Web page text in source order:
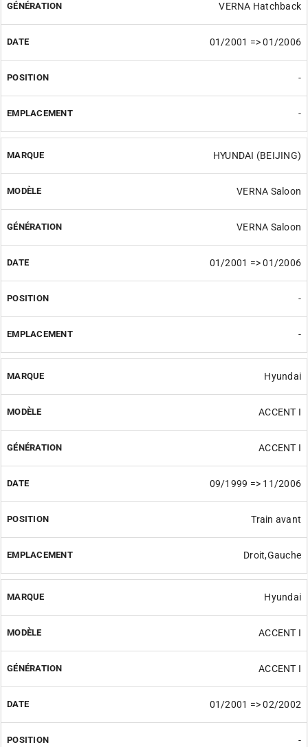
VERNA Hatchback
01/2001 => 01/2006
-
-
HYUNDAI (BEIJING)
VERNA Saloon
VERNA Saloon
01/2001 => 01/2006
-
-
Hyundai
ACCENT I
ACCENT I
09/1999 => 11/2006
Train avant
Droit,Gauche
Hyundai
ACCENT I
ACCENT I
01/2001 => 02/2002
-